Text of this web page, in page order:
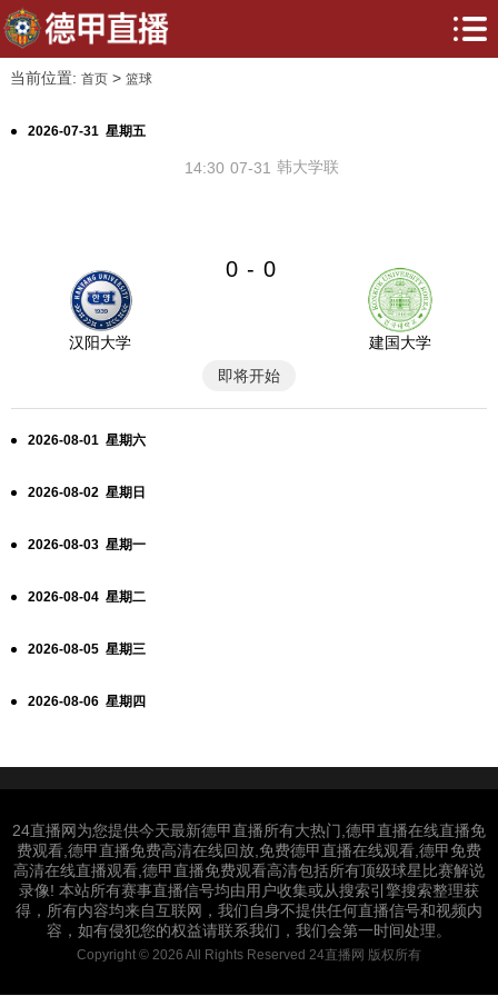
当前位置: 首页> 篮球
2026-07-31 星期五
07-31
14:30 韩大学联
汉阳大学
0 - 0
建国大学
即将开始
2026-08-01 星期六
2026-08-02 星期日
2026-08-03 星期一
2026-08-04 星期二
2026-08-05 星期三
2026-08-06 星期四
24直播网为您提供今天最新德甲直播所有大热门,德甲直播在线直播免
费观看,德甲直播免费高清在线回放,免费德甲直播在线观看,德甲免费
高清在线直播观看,德甲直播免费观看高清包括所有顶级球星比赛解说
录像! 本站所有赛事直播信号均由用户收集或从搜索引擎搜索整理获
得，所有内容均来自互联网，我们自身不提供任何直播信号和视频内
容，如有侵犯您的权益请联系我们，我们会第一时间处理。
Copyright © 2026 All Rights Reserved 24直播网 版权所有